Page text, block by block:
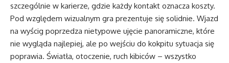
szczególnie w karierze, gdzie każdy kontakt oznacza koszty.
Pod względem wizualnym gra prezentuje się solidnie. Wjazd
na wyścig poprzedza nietypowe ujęcie panoramiczne, które
nie wygląda najlepiej, ale po wejściu do kokpitu sytuacja się
poprawia. Światła, otoczenie, ruch kibiców – wszystko